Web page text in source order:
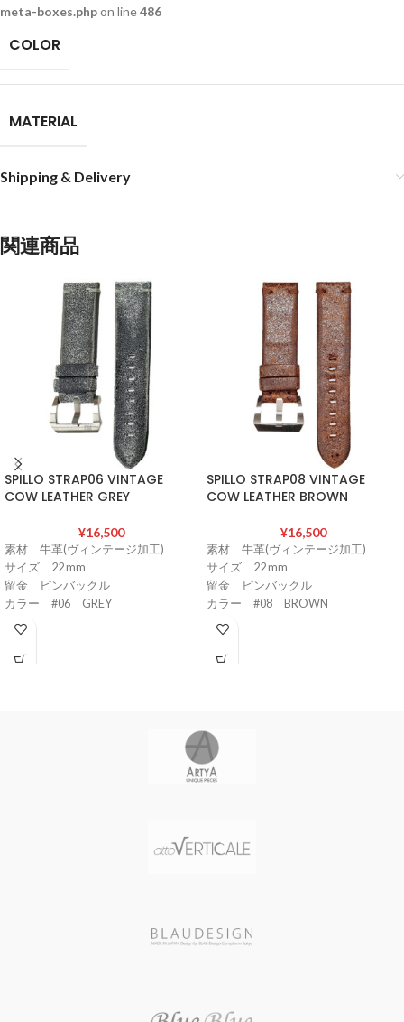
meta-boxes.phpon line486
COLOR
MATERIAL
Shipping & Delivery
関連商品
SPILLO STRAP06 VINTAGE
COW LEATHER GREY
¥16,500
素材 牛革(ヴィンテージ加工)
サイズ 22 mm
留金 ピンバックル
カラー #06 GREY
イタリア製
SPILLO STRAP08 VINTAGE
COW LEATHER BROWN
¥16,500
素材 牛革(ヴィンテージ加工)
サイズ 22 mm
留金 ピンバックル
カラー #08 BROWN
イタリア製